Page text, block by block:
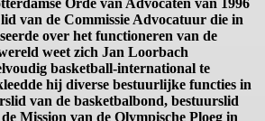
Orde van Advocaten van 1996
van de Commissie Advocatuur die in
over het functioneren van de
weet zich Jan Loorbach
basketball-international te
hij diverse bestuurlijke functies in
van de basketbalbond, bestuurslid
Mission van de Olympische Ploeg in